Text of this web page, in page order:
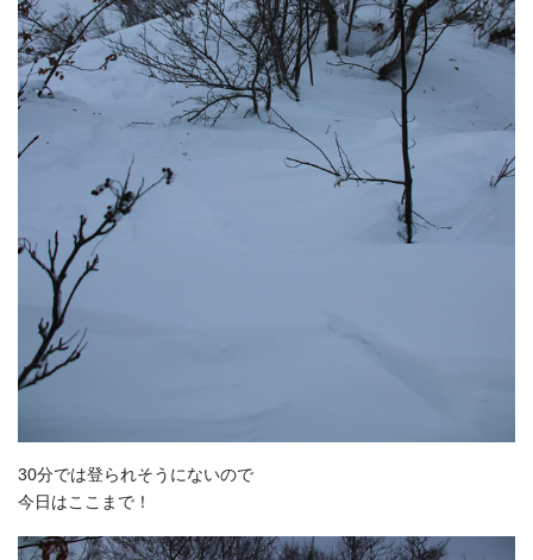
30分では登られそうにないので
今日はここまで！